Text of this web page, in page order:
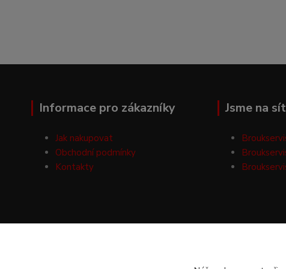
Informace pro zákazníky
Jak nakupovat
Obchodní podmínky
Kontakty
Jsme na